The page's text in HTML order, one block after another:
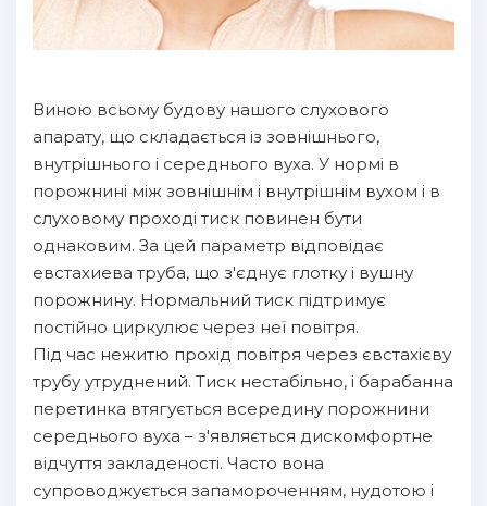
Виною всьому будову нашого слухового
апарату, що складається із зовнішнього,
внутрішнього і середнього вуха. У нормі в
порожнині між зовнішнім і внутрішнім вухом і в
слуховому проході тиск повинен бути
однаковим. За цей параметр відповідає
евстахиева труба, що з'єднує глотку і вушну
порожнину. Нормальний тиск підтримує
постійно циркулює через неї повітря.
Під час нежитю прохід повітря через євстахієву
трубу утруднений. Тиск нестабільно, і барабанна
перетинка втягується всередину порожнини
середнього вуха – з'являється дискомфортне
відчуття закладеності. Часто вона
супроводжується запамороченням, нудотою і